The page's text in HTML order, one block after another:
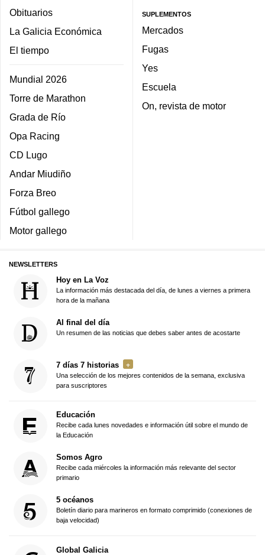
Obituarios
La Galicia Económica
El tiempo
Mundial 2026
Torre de Marathon
Grada de Río
Opa Racing
CD Lugo
Andar Miudiño
Forza Breo
Fútbol gallego
Motor gallego
SUPLEMENTOS
Mercados
Fugas
Yes
Escuela
On, revista de motor
NEWSLETTERS
Hoy en La Voz
La información más destacada del día, de lunes a viernes a primera
hora de la mañana
Al final del día
Un resumen de las noticias que debes saber antes de acostarte
7 días 7 historias
Una selección de los mejores contenidos de la semana, exclusiva
para suscriptores
Educación
Recibe cada lunes novedades e información útil sobre el mundo de
la Educación
Somos Agro
Recibe cada miércoles la información más relevante del sector
primario
5 océanos
Boletín diario para marineros en formato comprimido (conexiones de
baja velocidad)
Global Galicia